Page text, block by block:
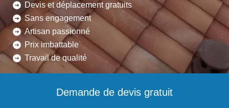
Devis et déplacement gratuits
Sans engagement
Artisan passionné
Prix imbattable
Travail de qualité
Demande de devis gratuit